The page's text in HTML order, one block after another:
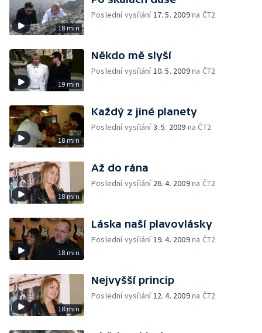
18 min
Poslední vysílání17. 5. 2009na ČT2
19 min
Někdo mě slyší
Poslední vysílání10. 5. 2009na ČT2
18 min
Každý z jiné planety
Poslední vysílání3. 5. 2009 na ČT2
18 min
Až do rána
Poslední vysílání 26. 4. 2009na ČT2
18 min
Láska naší plavovlásky
Poslední vysílání19. 4. 2009na ČT2
18 min
Nejvyšší princip
Poslední vysílání12. 4. 2009na ČT2